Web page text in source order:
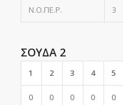
Ν.Ο.ΠΕ.Ρ. 3
ΣΟΥΔΑ 2
1 2 3 4 5
0 0 0 0 0